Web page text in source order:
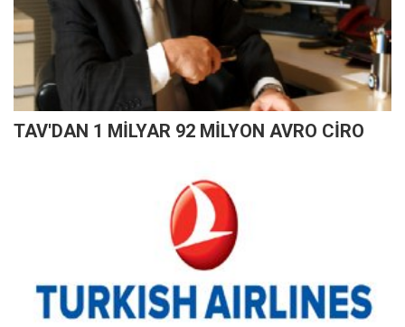
TAV'DAN 1 MİLYAR 92 MİLYON AVRO CİRO